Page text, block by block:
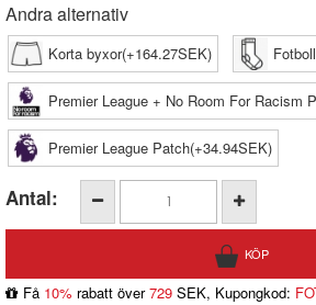
Andra alternativ
Korta byxor(+164.27SEK)
Premier League + No Room For Racism
Premier League Patch(+34.94SEK)
Antal:
Få 10% rabatt över729 SEK, Kupongkod: